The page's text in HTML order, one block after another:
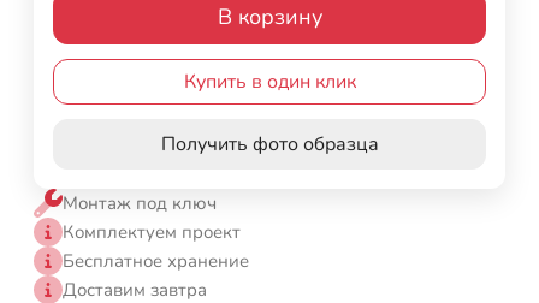
В корзину
Купить в один клик
Получить фото образца
Монтаж под ключ
Комплектуем проект
Бесплатное хранение
Доставим завтра